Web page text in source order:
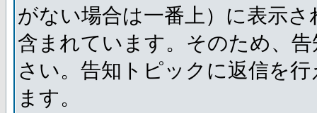
がない場合は一番上）に表示
含まれています。そのため、
さい。告知トピックに返信を
ます。